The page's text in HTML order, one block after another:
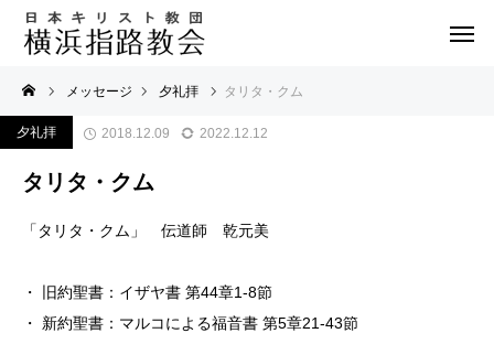
メッセージ 夕礼拝 タリタ・クム
夕礼拝 2018.12.09 2022.12.12
タリタ・クム
「タリタ・クム」 伝道師 乾元美
・ 旧約聖書：イザヤ書 第44章1-8節
・ 新約聖書：マルコによる福音書 第5章21-43節